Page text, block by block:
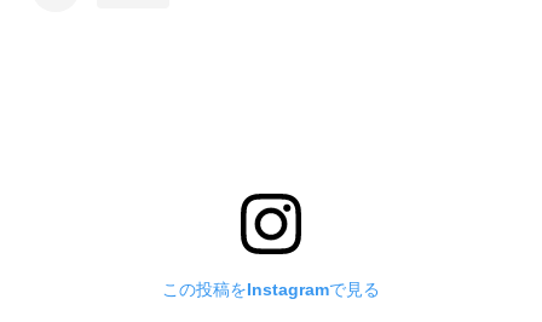
この投稿をInstagramで見る